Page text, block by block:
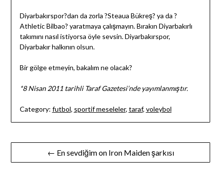
Diyarbakırspor?dan da zorla ?Steaua Bükreş? ya da ?
Athletic Bilbao? yaratmaya çalışmayın. Bırakın Diyarbakırlı
takımını nasıl istiyorsa öyle sevsin. Diyarbakırspor,
Diyarbakır halkının olsun.
Bir gölge etmeyin, bakalım ne olacak?
*8 Nisan 2011 tarihli Taraf Gazetesi’nde yayımlanmıştır.
Category: futbol, sportif meseleler, taraf, voleybol
Yazı
gezinmesi
← En sevdiğim on Iron Maiden şarkısı